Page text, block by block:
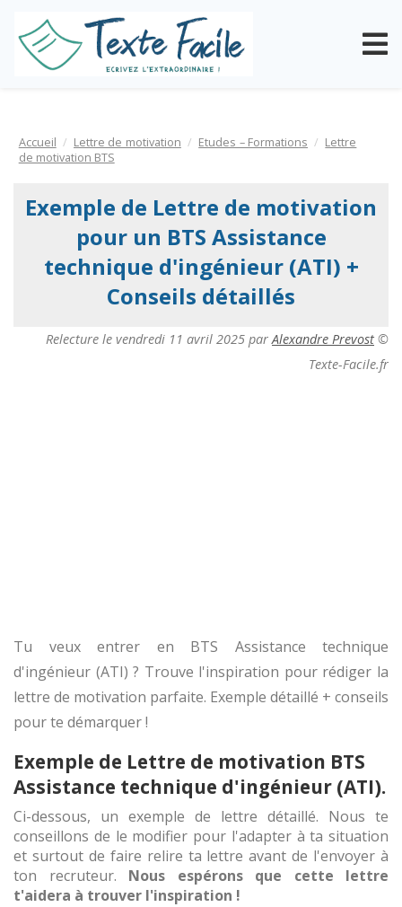
Accueil Lettre de motivation Etudes – Formations
Lettre
de motivation BTS
Exemple de Lettre de motivation
pour un BTS Assistance
technique d'ingénieur (ATI) +
Conseils détaillés
Relecture le vendredi 11 avril 2025 parAlexandre Prevost ©
Texte-Facile.fr
Tu veux entrer en BTS Assistance technique
d'ingénieur (ATI) ? Trouve l'inspiration pour rédiger la
lettre de motivation parfaite. Exemple détaillé + conseils
pour te démarquer !
Exemple de Lettre de motivation BTS
Assistance technique d'ingénieur (ATI).
Ci-dessous, un exemple de lettre détaillé. Nous te
conseillons de le modifier pour l'adapter à ta situation
et surtout de faire relire ta lettre avant de l'envoyer à
ton recruteur. Nous espérons que cette lettre
t'aidera à trouver l'inspiration !